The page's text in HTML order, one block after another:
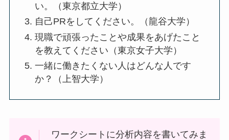
い。（東京都立大学）
自己PRをしてください。（龍谷大学）
現職で頑張ったことや成果をあげたこと
を教えてください（東京女子大学）
一緒に働きたくない人はどんな人です
か？（上智大学）
ワークシートに分析内容を書いてみま